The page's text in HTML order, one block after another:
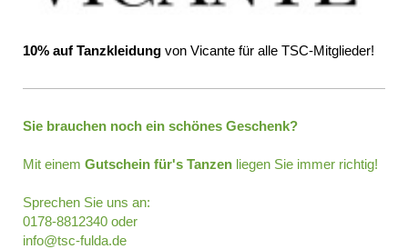
10% auf Tanzkleidung von Vicante für alle TSC-Mitglieder!
Sie brauchen noch ein schönes Geschenk?
Mit einem Gutschein für's Tanzen liegen Sie immer richtig!
Sprechen Sie uns an:
0178-8812340 oder
info@tsc-fulda.de